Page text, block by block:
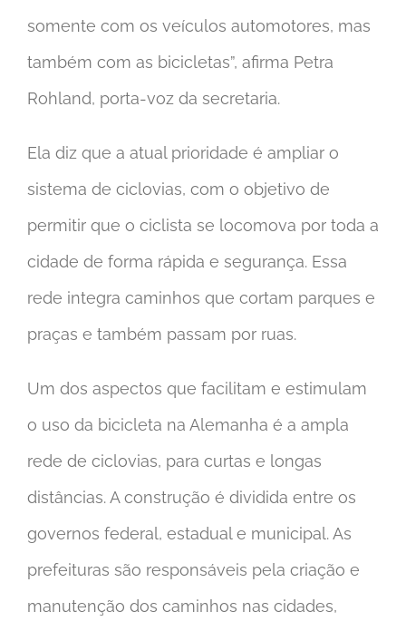
somente com os veículos automotores, mas
também com as bicicletas”, afirma Petra
Rohland, porta-voz da secretaria.
Ela diz que a atual prioridade é ampliar o
sistema de ciclovias, com o objetivo de
permitir que o ciclista se locomova por toda a
cidade de forma rápida e segurança. Essa
rede integra caminhos que cortam parques e
praças e também passam por ruas.
Um dos aspectos que facilitam e estimulam
o uso da bicicleta na Alemanha é a ampla
rede de ciclovias, para curtas e longas
distâncias. A construção é dividida entre os
governos federal, estadual e municipal. As
prefeituras são responsáveis pela criação e
manutenção dos caminhos nas cidades,